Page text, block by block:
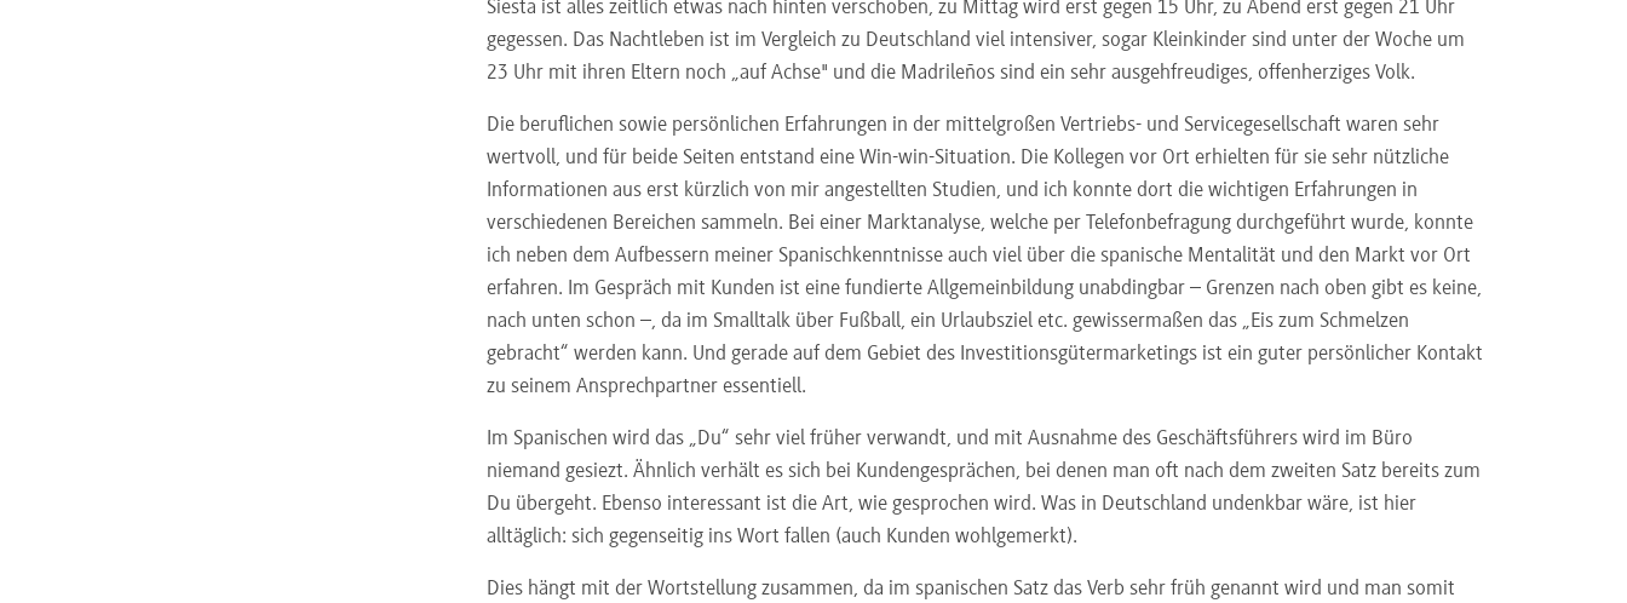
Siesta ist alles zeitlich etwas nach hinten verschoben, zu Mittag wird erst gegen 15 Uhr, zu Abend erst gegen 21 Uhr
gegessen. Das Nachtleben ist im Vergleich zu Deutschland viel intensiver, sogar Kleinkinder sind unter der Woche um
23 Uhr mit ihren Eltern noch „auf Achse" und die Madrileños sind ein sehr ausgehfreudiges, offenherziges Volk.
Die beruflichen sowie persönlichen Erfahrungen in der mittelgroßen Vertriebs- und Servicegesellschaft waren sehr
wertvoll, und für beide Seiten entstand eine Win-win-Situation. Die Kollegen vor Ort erhielten für sie sehr nützliche
Informationen aus erst kürzlich von mir angestellten Studien, und ich konnte dort die wichtigen Erfahrungen in
verschiedenen Bereichen sammeln. Bei einer Marktanalyse, welche per Telefonbefragung durchgeführt wurde, konnte
ich neben dem Aufbessern meiner Spanischkenntnisse auch viel über die spanische Mentalität und den Markt vor Ort
erfahren. Im Gespräch mit Kunden ist eine fundierte Allgemeinbildung unabdingbar – Grenzen nach oben gibt es keine,
nach unten schon –, da im Smalltalk über Fußball, ein Urlaubsziel etc. gewissermaßen das „Eis zum Schmelzen
gebracht“ werden kann. Und gerade auf dem Gebiet des Investitionsgütermarketings ist ein guter persönlicher Kontakt
zu seinem Ansprechpartner essentiell.
Im Spanischen wird das „Du“ sehr viel früher verwandt, und mit Ausnahme des Geschäftsführers wird im Büro
niemand gesiezt. Ähnlich verhält es sich bei Kundengesprächen, bei denen man oft nach dem zweiten Satz bereits zum
Du übergeht. Ebenso interessant ist die Art, wie gesprochen wird. Was in Deutschland undenkbar wäre, ist hier
alltäglich: sich gegenseitig ins Wort fallen (auch Kunden wohlgemerkt).
Dies hängt mit der Wortstellung zusammen, da im spanischen Satz das Verb sehr früh genannt wird und man somit